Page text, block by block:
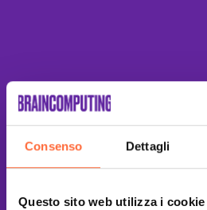
Consenso Dettagli
Questo sito web utilizza i cookie